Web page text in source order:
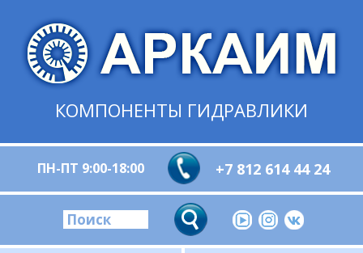
КОМПОНЕНТЫ ГИДРАВЛИКИ
ПН-ПТ 9:00-18:00 +7 812 614 44 24